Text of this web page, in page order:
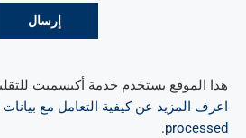
هذا الموقع يستخدم خدمة أكيسميت
اعرف المزيد عن كيفية التعامل مع
processed
.